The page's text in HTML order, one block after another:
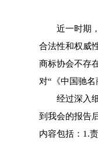
近一时期，
合法性和权威
商标协会不存
对“《中国驰名
经过深入细
到我会的报告
内容包括：1.